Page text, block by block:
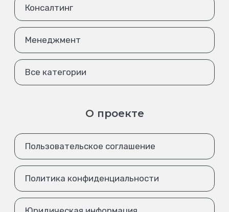
Консалтинг
Менеджмент
Все категории
О проекте
Пользовательское соглашение
Политика конфиденциальности